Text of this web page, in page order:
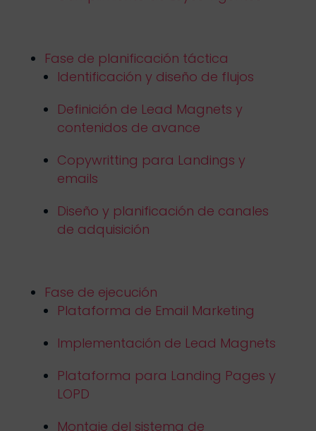
Fase de planificación táctica
Identificación y diseño de flujos
Definición de Lead Magnets y
contenidos de avance
Copywritting para Landings y
emails
Diseño y planificación de canales
de adquisición
Fase de ejecución
Plataforma de Email Marketing
Implementación de Lead Magnets
Plataforma para Landing Pages y
LOPD
Montaje del sistema de